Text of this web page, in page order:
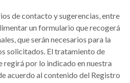
de contacto y sugerencias, entre
un formulario que recogerá
que serán necesarios para la
solicitados. El tratamiento de
regirá por lo indicado en nuestra
acuerdo al contenido del Registro